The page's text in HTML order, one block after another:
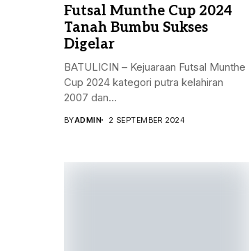
Futsal Munthe Cup 2024
Tanah Bumbu Sukses
Digelar
BATULICIN – Kejuaraan Futsal Munthe
Cup 2024 kategori putra kelahiran
2007 dan...
BYADMIN 2 SEPTEMBER 2024